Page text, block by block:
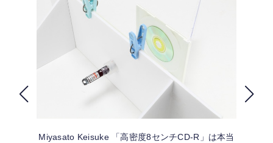
カルチャー
公式ストア
Miyasato Keisuke
「高密度8センチCD-R」は本当